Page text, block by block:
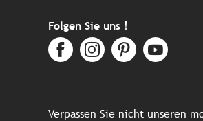
Folgen Sie uns !
Verpassen Sie nicht unseren